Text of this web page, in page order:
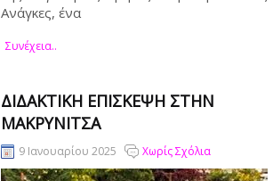
Ανάγκες, ένα
Συνέχεια..
ΔΙΔΑΚΤΙΚΗ ΕΠΙΣΚΕΨΗ ΣΤΗΝ
ΜΑΚΡΥΝΙΤΣΑ
9 Ιανουαρίου 2025 Χωρίς Σχόλια